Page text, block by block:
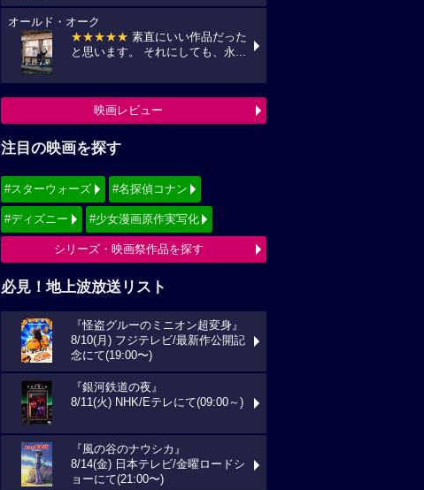
オールド・オーク
★★★★★ 素直にいい作品だった
と思います。 それにしても、永...
映画レビュー
注目の映画を探す
#スターウォーズ #名探偵コナン
#ディズニー #少女漫画原作実写化
シリーズ・映画祭作品を探す
必見！地上波放送リスト
『怪盗グルーのミニオン超変身』
8/10(月) フジテレビ/最新作公開記
念にて(19:00〜)
『銀河鉄道の夜』
8/11(火) NHK/Eテレにて(09:00～)
『風の谷のナウシカ』
8/14(金) 日本テレビ/金曜ロードシ
ョーにて(21:00〜)